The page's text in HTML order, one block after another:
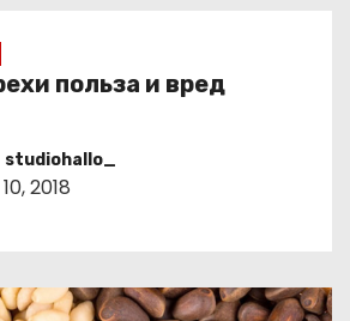
польза и вред
studiohallo_
2018